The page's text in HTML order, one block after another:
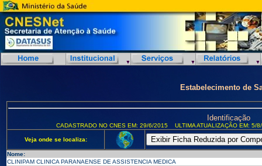
Estabelecimento de
Identificação
CADASTRADO NO CNES EM: 29/6/2015 ULTIMA ATUALIZAÇÃO EM:
Veja onde se localiza:
Nome:
CLINIPAM CLINICA PARANAENSE DE ASSISTENCIA MEDICA